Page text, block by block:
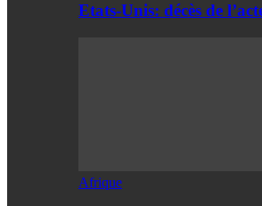
Etats-Unis: décès de
Afrique